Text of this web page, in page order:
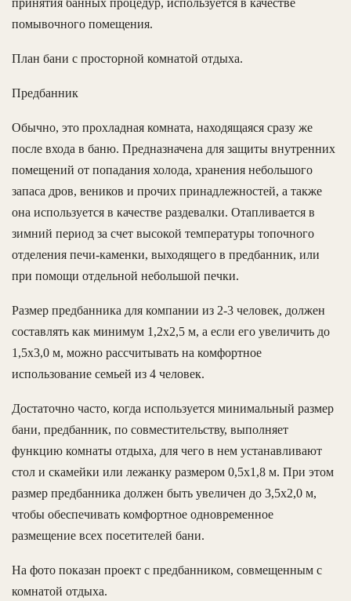
помывочного помещения.
План бани с просторной комнатой отдыха.
Предбанник
Обычно, это прохладная комната, находящаяся сразу же
после входа в баню. Предназначена для защиты внутренних
помещений от попадания холода, хранения небольшого
запаса дров, веников и прочих принадлежностей, а также
она используется в качестве раздевалки. Отапливается в
зимний период за счет высокой температуры топочного
отделения печи-каменки, выходящего в предбанник, или
при помощи отдельной небольшой печки.
Размер предбанника для компании из 2-3 человек, должен
составлять как минимум 1,2х2,5 м, а если его увеличить до
1,5х3,0 м, можно рассчитывать на комфортное
использование семьей из 4 человек.
Достаточно часто, когда используется минимальный размер
бани, предбанник, по совместительству, выполняет
функцию комнаты отдыха, для чего в нем устанавливают
стол и скамейки или лежанку размером 0,5х1,8 м. При этом
размер предбанника должен быть увеличен до 3,5х2,0 м,
чтобы обеспечивать комфортное одновременное
размещение всех посетителей бани.
На фото показан проект с предбанником, совмещенным с
комнатой отдыха.